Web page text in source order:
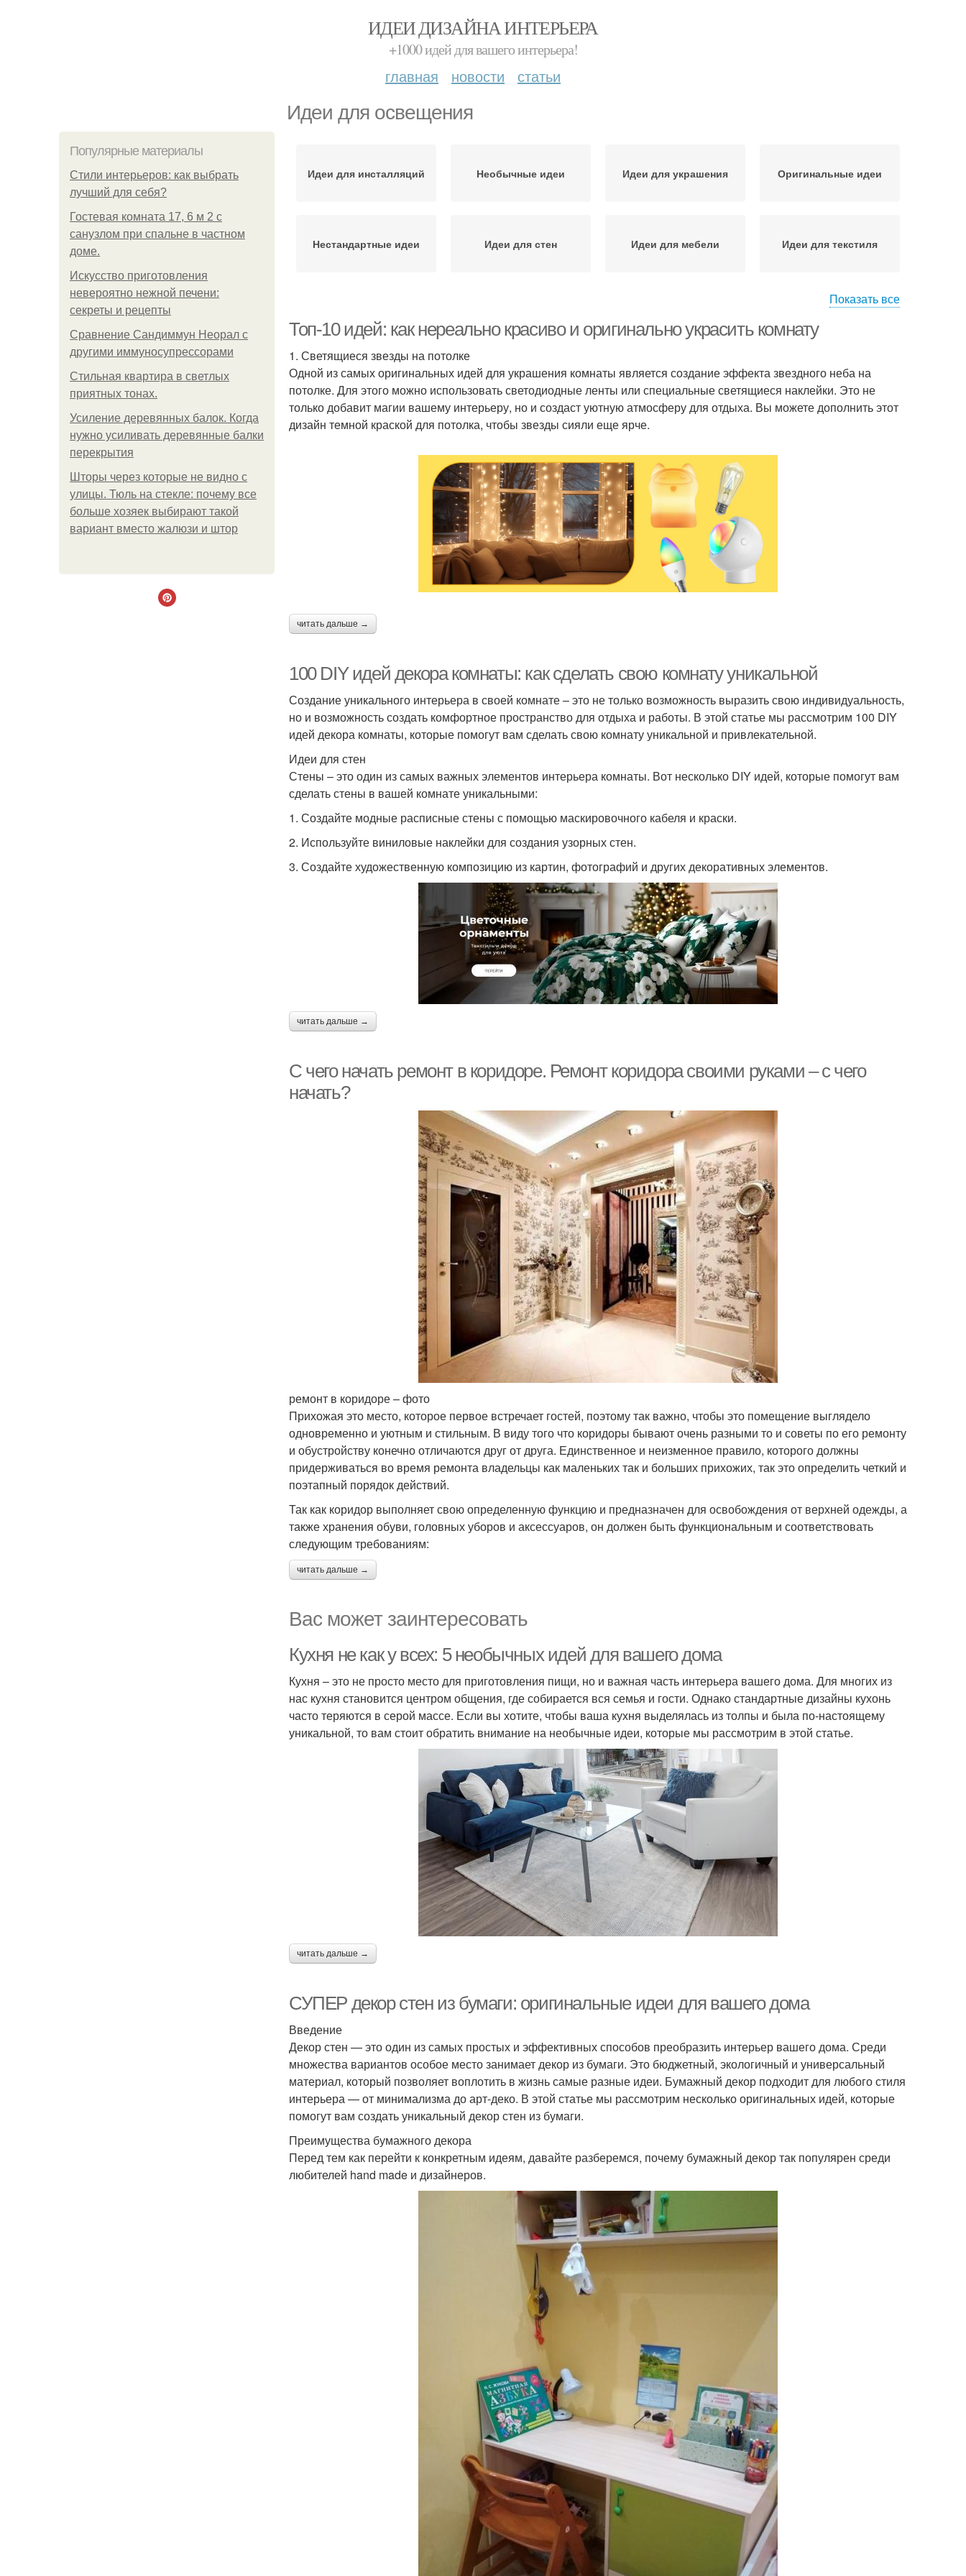
ИДЕИ ДИЗАЙНА ИНТЕРЬЕРА
+1000 идей для вашего интерьера!
главная новости статьи
Идеи для освещения
Популярные материалы
Стили интерьеров: как выбрать
лучший для себя?
Гостевая комната 17, 6 м 2 с
санузлом при спальне в частном
доме.
Искусство приготовления
невероятно нежной печени:
секреты и рецепты
Сравнение Сандиммун Неорал с
другими иммуносупрессорами
Стильная квартира в светлых
приятных тонах.
Усиление деревянных балок. Когда
нужно усиливать деревянные балки
перекрытия
Шторы через которые не видно с
улицы. Тюль на стекле: почему все
больше хозяек выбирают такой
вариант вместо жалюзи и штор
Идеи для инсталляций Необычные идеи Идеи для украшения Оригинальные идеи
Нестандартные идеи Идеи для стен Идеи для мебели Идеи для текстиля
Показать все
Топ-10 идей: как нереально красиво и оригинально украсить комнату
1. Светящиеся звезды на потолке
Одной из самых оригинальных идей для украшения комнаты является создание эффекта звездного неба на
потолке. Для этого можно использовать светодиодные ленты или специальные светящиеся наклейки. Это не
только добавит магии вашему интерьеру, но и создаст уютную атмосферу для отдыха. Вы можете дополнить этот
дизайн темной краской для потолка, чтобы звезды сияли еще ярче.
читать дальше →
100 DIY идей декора комнаты: как сделать свою комнату уникальной
Создание уникального интерьера в своей комнате – это не только возможность выразить свою индивидуальность,
но и возможность создать комфортное пространство для отдыха и работы. В этой статье мы рассмотрим 100 DIY
идей декора комнаты, которые помогут вам сделать свою комнату уникальной и привлекательной.
Идеи для стен
Стены – это один из самых важных элементов интерьера комнаты. Вот несколько DIY идей, которые помогут вам
сделать стены в вашей комнате уникальными:
1. Создайте модные расписные стены с помощью маскировочного кабеля и краски.
2. Используйте виниловые наклейки для создания узорных стен.
3. Создайте художественную композицию из картин, фотографий и других декоративных элементов.
читать дальше →
С чего начать ремонт в коридоре. Ремонт коридора своими руками – с чего
начать?
ремонт в коридоре – фото
Прихожая это место, которое первое встречает гостей, поэтому так важно, чтобы это помещение выглядело
одновременно и уютным и стильным. В виду того что коридоры бывают очень разными то и советы по его ремонту
и обустройству конечно отличаются друг от друга. Единственное и неизменное правило, которого должны
придерживаться во время ремонта владельцы как маленьких так и больших прихожих, так это определить четкий и
поэтапный порядок действий.
Так как коридор выполняет свою определенную функцию и предназначен для освобождения от верхней одежды, а
также хранения обуви, головных уборов и аксессуаров, он должен быть функциональным и соответствовать
следующим требованиям:
читать дальше →
Вас может заинтересовать
Кухня не как у всех: 5 необычных идей для вашего дома
Кухня – это не просто место для приготовления пищи, но и важная часть интерьера вашего дома. Для многих из
нас кухня становится центром общения, где собирается вся семья и гости. Однако стандартные дизайны кухонь
часто теряются в серой массе. Если вы хотите, чтобы ваша кухня выделялась из толпы и была по-настоящему
уникальной, то вам стоит обратить внимание на необычные идеи, которые мы рассмотрим в этой статье.
читать дальше →
СУПЕР декор стен из бумаги: оригинальные идеи для вашего дома
Введение
Декор стен — это один из самых простых и эффективных способов преобразить интерьер вашего дома. Среди
множества вариантов особое место занимает декор из бумаги. Это бюджетный, экологичный и универсальный
материал, который позволяет воплотить в жизнь самые разные идеи. Бумажный декор подходит для любого стиля
интерьера — от минимализма до арт-деко. В этой статье мы рассмотрим несколько оригинальных идей, которые
помогут вам создать уникальный декор стен из бумаги.
Преимущества бумажного декора
Перед тем как перейти к конкретным идеям, давайте разберемся, почему бумажный декор так популярен среди
любителей hand made и дизайнеров.